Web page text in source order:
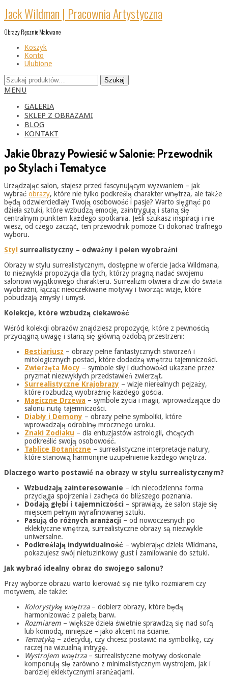
Skip
to
Jack Wildman | Pracownia Artystyczna
Obrazy Ręcznie Malowane
Koszyk
Konto
Ulubione
Szukaj:
Szukaj
Primary
Menu
MENU
GALERIA
SKLEP Z OBRAZAMI
BLOG
KONTAKT
Jakie Obrazy Powiesić w Salonie: Przewodnik
po Stylach i Tematyce
Urządzając salon, stajesz przed fascynującym wyzwaniem – jak
wybrać obrazy, które nie tylko podkreślą charakter wnętrza, ale także
będą odzwierciedlały Twoją osobowość i pasje? Warto sięgnąć po
dzieła sztuki, które wzbudzą emocje, zaintrygują i staną się
centralnym punktem każdego spotkania. Jeśli szukasz inspiracji i nie
wiesz, od czego zacząć, ten przewodnik pomoże Ci dokonać trafnego
wyboru.
Styl
surrealistyczny – odważny i pełen wyobraźni
Obrazy w stylu surrealistycznym, dostępne w ofercie Jacka Wildmana,
to niezwykła propozycja dla tych, którzy pragną nadać swojemu
salonowi wyjątkowego charakteru. Surrealizm otwiera drzwi do świata
wyobraźni, łącząc nieoczekiwane motywy i tworząc wizje, które
pobudzają zmysły i umysł.
Kolekcje, które wzbudzą ciekawość
Wśród kolekcji obrazów znajdziesz propozycje, które z pewnością
przyciągną uwagę i staną się główną ozdobą przestrzeni:
Bestiariusz – obrazy pełne fantastycznych stworzeń i
mitologicznych postaci, które dodadzą wnętrzu tajemniczości.
Zwierzęta Mocy – symbole siły i duchowości ukazane przez
pryzmat niezwykłych przedstawień zwierząt.
Surrealistyczne Krajobrazy – wizje nierealnych pejzaży,
które rozbudzą wyobraźnię każdego gościa.
Magiczne Drzewa – symbole życia i magii, wprowadzające do
salonu nutę tajemniczości.
Diabły i Demony – obrazy pełne symboliki, które
wprowadzają odrobinę mrocznego uroku.
Znaki Zodiaku – dla entuzjastów astrologii, chcących
podkreślić swoją osobowość.
Tablice Botaniczne – surrealistyczne interpretacje natury,
które stanowią harmonijne uzupełnienie każdego wnętrza.
Dlaczego warto postawić na obrazy w stylu surrealistycznym?
Wzbudzają zainteresowanie – ich niecodzienna forma
przyciąga spojrzenia i zachęca do bliższego poznania.
Dodają głębi i tajemniczości – sprawiają, że salon staje się
miejscem pełnym wyrafinowanej sztuki.
Pasują do różnych aranżacji – od nowoczesnych po
eklektyczne wnętrza, surrealistyczne obrazy są niezwykle
uniwersalne.
Podkreślają indywidualność – wybierając dzieła Wildmana,
pokazujesz swój nietuzinkowy gust i zamiłowanie do sztuki.
Jak wybrać idealny obraz do swojego salonu?
Przy wyborze obrazu warto kierować się nie tylko rozmiarem czy
motywem, ale także:
Kolorystyką wnętrza– dobierz obrazy, które będą
harmonizować z paletą barw.
Rozmiarem – większe dzieła świetnie sprawdzą się nad sofą
lub komodą, mniejsze – jako akcent na ścianie.
Tematyką – zdecyduj, czy chcesz postawić na symbolikę, czy
raczej na wizualną intrygę.
Wystrojem wnętrza– surrealistyczne motywy doskonale
komponują się zarówno z minimalistycznym wystrojem, jak i
bardziej eklektycznymi aranżacjami.